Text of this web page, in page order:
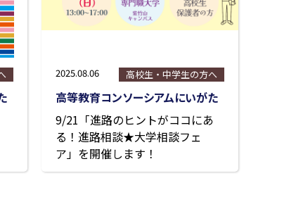
2025.08.06 高校生・中学生の方へ
高等教育コンソーシアムにいがた
9/21「進路のヒントがココにあ
る！進路相談★大学相談フェ
ア」を開催します！